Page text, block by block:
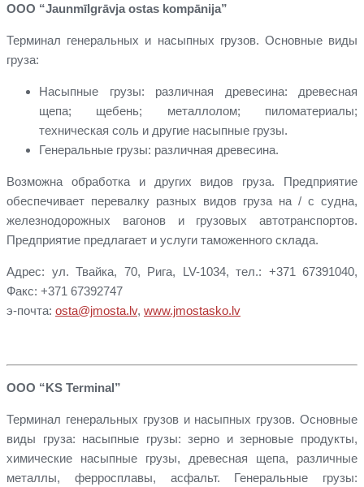
ООО “Jaunmīlgrāvja ostas kompānija”
Терминал генеральных и насыпных грузов. Основные виды
груза:
Насыпные грузы: различная древесина: древесная
щепа; щебень; металлолом; пиломатериалы;
техническая соль и другие насыпные грузы.
Генеральные грузы: различная древесина.
Возможна обработка и других видов груза. Предприятие
обеспечивает перевалку разных видов грузa на / с судна,
железнодорожных вагонов и грузовых автотранспортов.
Предприятие предлагает и услуги таможенного склада.
Адрес: ул. Твайка, 70, Рига, LV-1034, тел.: +371 67391040,
Факс: +371 67392747
э-почта: osta@jmosta.lv, www.jmostasko.lv
ООО “KS Terminal”
Терминал генеральных грузов и насыпных грузов. Основные
виды груза: насыпные грузы: зерно и зерновые продукты,
химические насыпные грузы, древесная щепа, различные
металлы, ферросплавы, асфальт. Генеральные грузы: